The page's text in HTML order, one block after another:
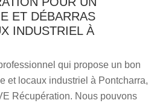
ET DÉBARRAS
INDUSTRIEL À
qui propose un bon
et locaux industriel à Pontcharra,
Récupération. Nous pouvons